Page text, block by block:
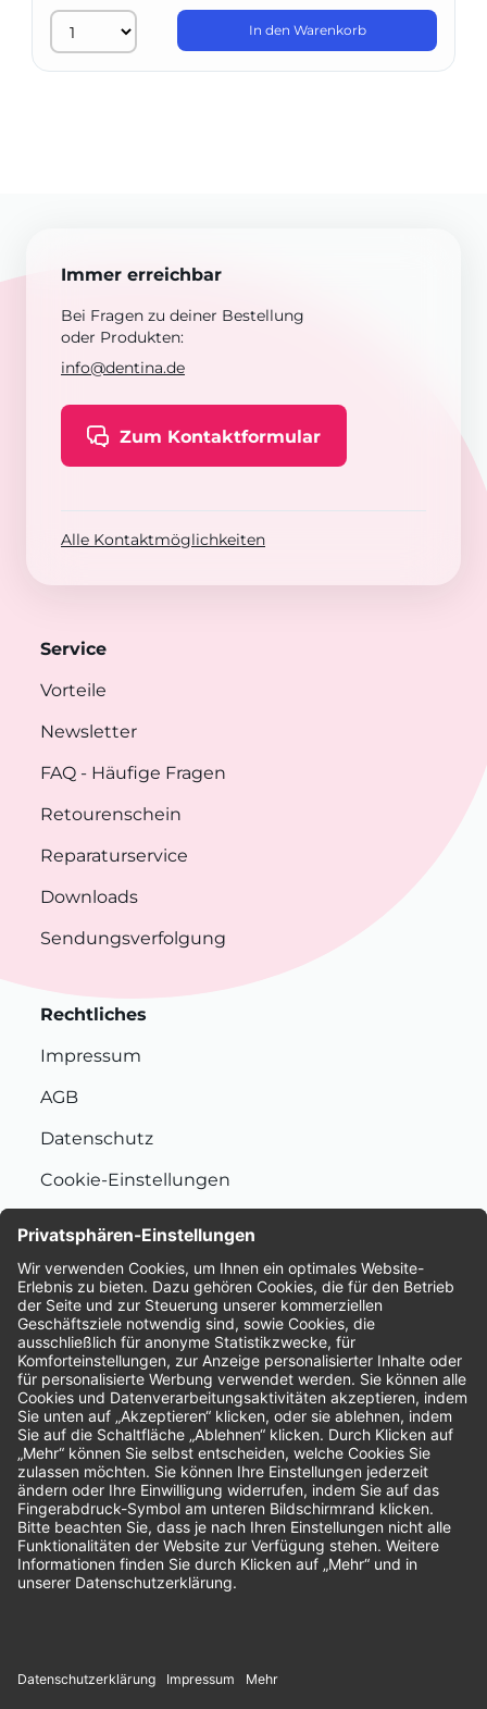
In den Warenkorb
Immer erreichbar
Bei Fragen zu deiner Bestellung
oder Produkten:
info@dentina.de
Zum Kontaktformular
Alle Kontaktmöglichkeiten
Service
Vorteile
Newsletter
FAQ - Häufige Fragen
Retourenschein
Reparaturservice
Downloads
Sendungsverfolgung
Rechtliches
Impressum
AGB
Datenschutz
Cookie-Einstellungen
Bewertungen
Unsere Zahlungsarten: